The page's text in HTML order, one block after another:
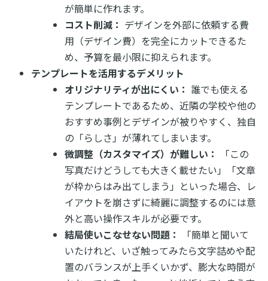
が簡単に作れます。
コスト削減： デザインを外部に依頼する費
用（デザイン費）を完全にカットできるた
め、予算を最小限に抑えられます。
テンプレートを活用するデメリット
オリジナリティが出にくい： 誰でも使える
テンプレートであるため、近隣の学校や他の
おすすめ事例とデザインが被りやすく、独自
の「らしさ」が薄れてしまいます。
微調整（カスタマイズ）が難しい：
「この
写真だけどうしても大きく載せたい」「文章
が枠からはみ出てしまう」といった場合、レ
イアウトを崩さずに綺麗に調整するのには意
外と高い操作スキルが必要です。
結局使いこなせない問題：
「簡単と聞いて
いたけれど、いざ触ってみたら文字詰めや配
置のバランスが上手くいかず、膨大な時間が